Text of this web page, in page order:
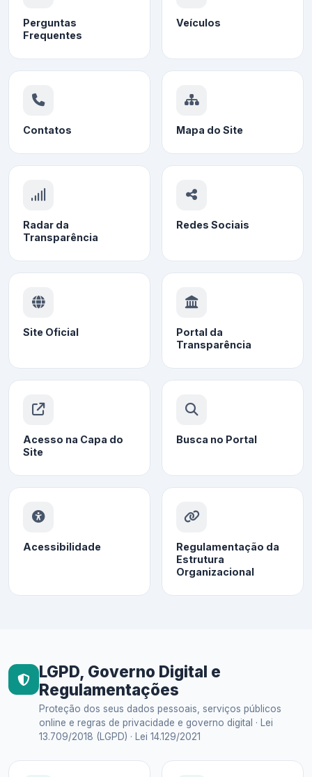
Perguntas
Frequentes
Veículos
Contatos Mapa do Site
Radar da
Transparência
Redes Sociais
Site Oficial
Portal da
Transparência
Acesso na Capa do
Site
Busca no Portal
Acessibilidade
Regulamentação da
Estrutura
Organizacional
LGPD, Governo Digital e
Regulamentações
Proteção dos seus dados pessoais, serviços públicos
online e regras de privacidade e governo digital · Lei
13.709/2018 (LGPD) · Lei 14.129/2021